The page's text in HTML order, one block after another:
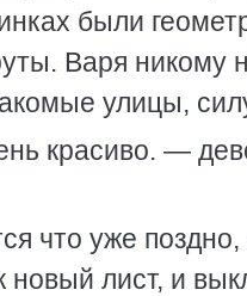
были
Варя никому
улицы,
красиво. —
что уже
новый лист, и